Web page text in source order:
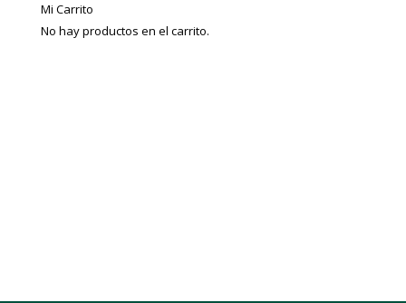
Mi Carrito
No hay productos en el carrito.